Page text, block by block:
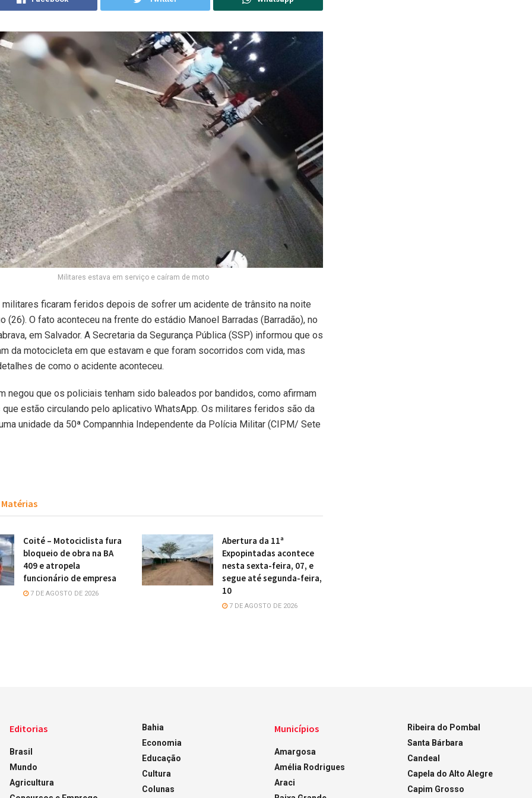
Militares estava em serviço e caíram de moto
ficaram feridos depois de sofrer um acidente de trânsito na noite
(26). O fato aconteceu na frente do estádio Manoel Barradas (Barradão), no
em Salvador. A Secretaria da Segurança Pública (SSP) informou que os
da motocicleta em que estavam e que foram socorridos com vida, mas
de como o acidente aconteceu.
negou que os policiais tenham sido baleados por bandidos, como afirmam
que estão circulando pelo aplicativo WhatsApp. Os militares feridos são da
unidade da 50ª Compannhia Independente da Polícia Militar (CIPM/ Sete
Matérias
Coité – Motociclista fura
bloqueio de obra na BA
409 e atropela
funcionário de empresa
7 DE AGOSTO DE 2026
Abertura da 11ª
Expopintadas acontece
nesta sexta-feira, 07, e
segue até segunda-feira,
10
7 DE AGOSTO DE 2026
Editorias
Brasil
Mundo
Agricultura
Bahia
Economia
Educação
Cultura
Colunas
Municípios
Amargosa
Amélia Rodrigues
Araci
Ribeira do Pombal
Santa Bárbara
Candeal
Capela do Alto Alegre
Capim Grosso